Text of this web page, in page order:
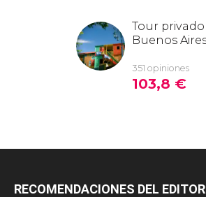
RECOMENDACIONES DEL EDITOR